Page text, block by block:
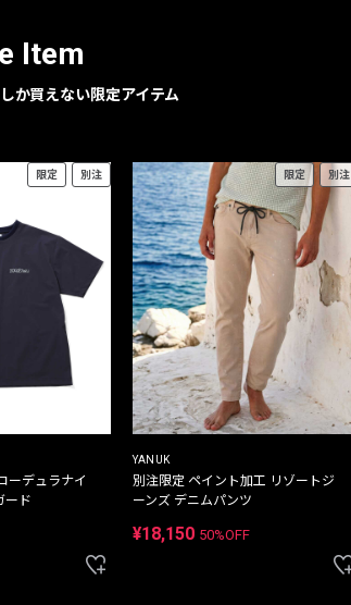
Item
か買えない限定アイテム
限定 別注
ーデュラナイ
ード
限定 別注
YANUK
別注限定 ペイント加工 リゾートジ
ーンズ デニムパンツ
¥18,150 50%OFF